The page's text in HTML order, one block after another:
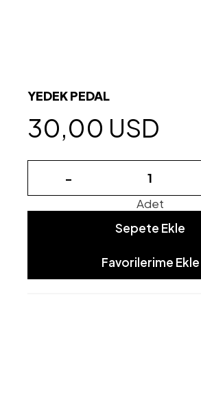
YEDEK PEDAL
30,00 USD
-
Adet
Sepete Ekle
Favorilerime Ekle